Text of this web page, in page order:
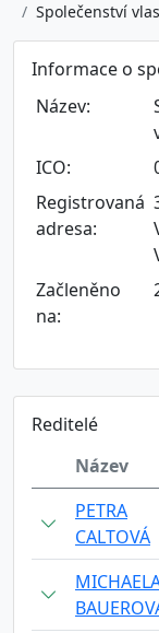
Společenství
Informace o
Název:
ICO:
Registrovaná
adresa:
Začleněno
na:
Reditelé
Název
PETRA
CALTOVÁ